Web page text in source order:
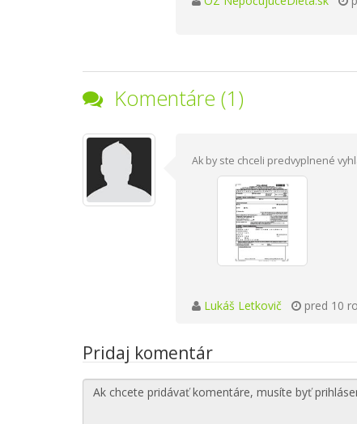
Komentáre (1)
Ak by ste chceli predvyplnené
Lukáš Letkovič pred 10
Pridaj komentár